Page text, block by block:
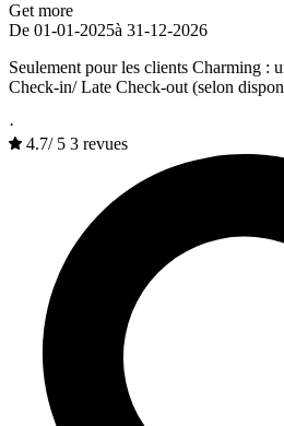
Get more
De 01-01-2025à 31-12-2026
Seulement pour les clients Charming :
Check-in/ Late Check-out (selon
·
4.7/ 5 3 revues